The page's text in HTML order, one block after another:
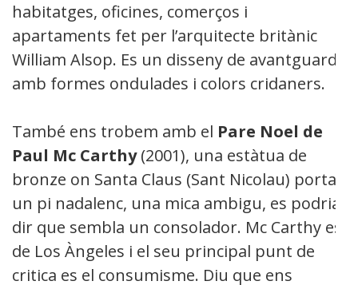
habitatges, oficines, comerços i
apartaments fet per l’arquitecte britànic
William Alsop. Es un disseny de avantguarda
amb formes ondulades i colors cridaners.
També ens trobem amb el Pare Noel de
Paul Mc Carthy(2001), una estàtua de
bronze on Santa Claus (Sant Nicolau) porta
un pi nadalenc, una mica ambigu, es podria
dir que sembla un consolador. Mc Carthy es
de Los Àngeles i el seu principal punt de
critica es el consumisme. Diu que ens